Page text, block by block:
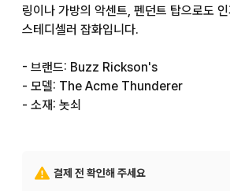
링이나 가방의 악센트, 펜던트 탑으로도
스테디셀러 잡화입니다.
- 브랜드: Buzz Rickson's
- 모델: The Acme Thunderer
- 소재: 놋쇠
는 삼가해 주시기 바랍니다. 구제 의류에
결제 전 확인해 주세요